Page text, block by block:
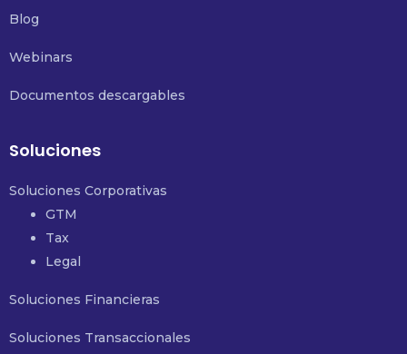
Blog
Webinars
Documentos descargables
Soluciones
Soluciones Corporativas
GTM
Tax
Legal
Soluciones Financieras
Soluciones Transaccionales